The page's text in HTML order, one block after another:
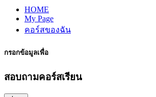
HOME
My Page
คอร์สของฉัน
กรอกข้อมูลเพื่อ
สอบถามคอร์สเรียน